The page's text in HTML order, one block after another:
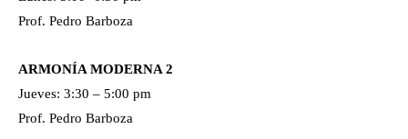
Prof. Pedro Barboza
ARMONÍA MODERNA 2
Jueves: 3:30 – 5:00 pm
Prof. Pedro Barboza